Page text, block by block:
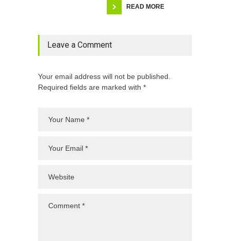
READ MORE
Leave a Comment
Your email address will not be published.
Required fields are marked with *